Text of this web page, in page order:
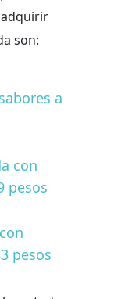
son:
a
con
pesos
pesos